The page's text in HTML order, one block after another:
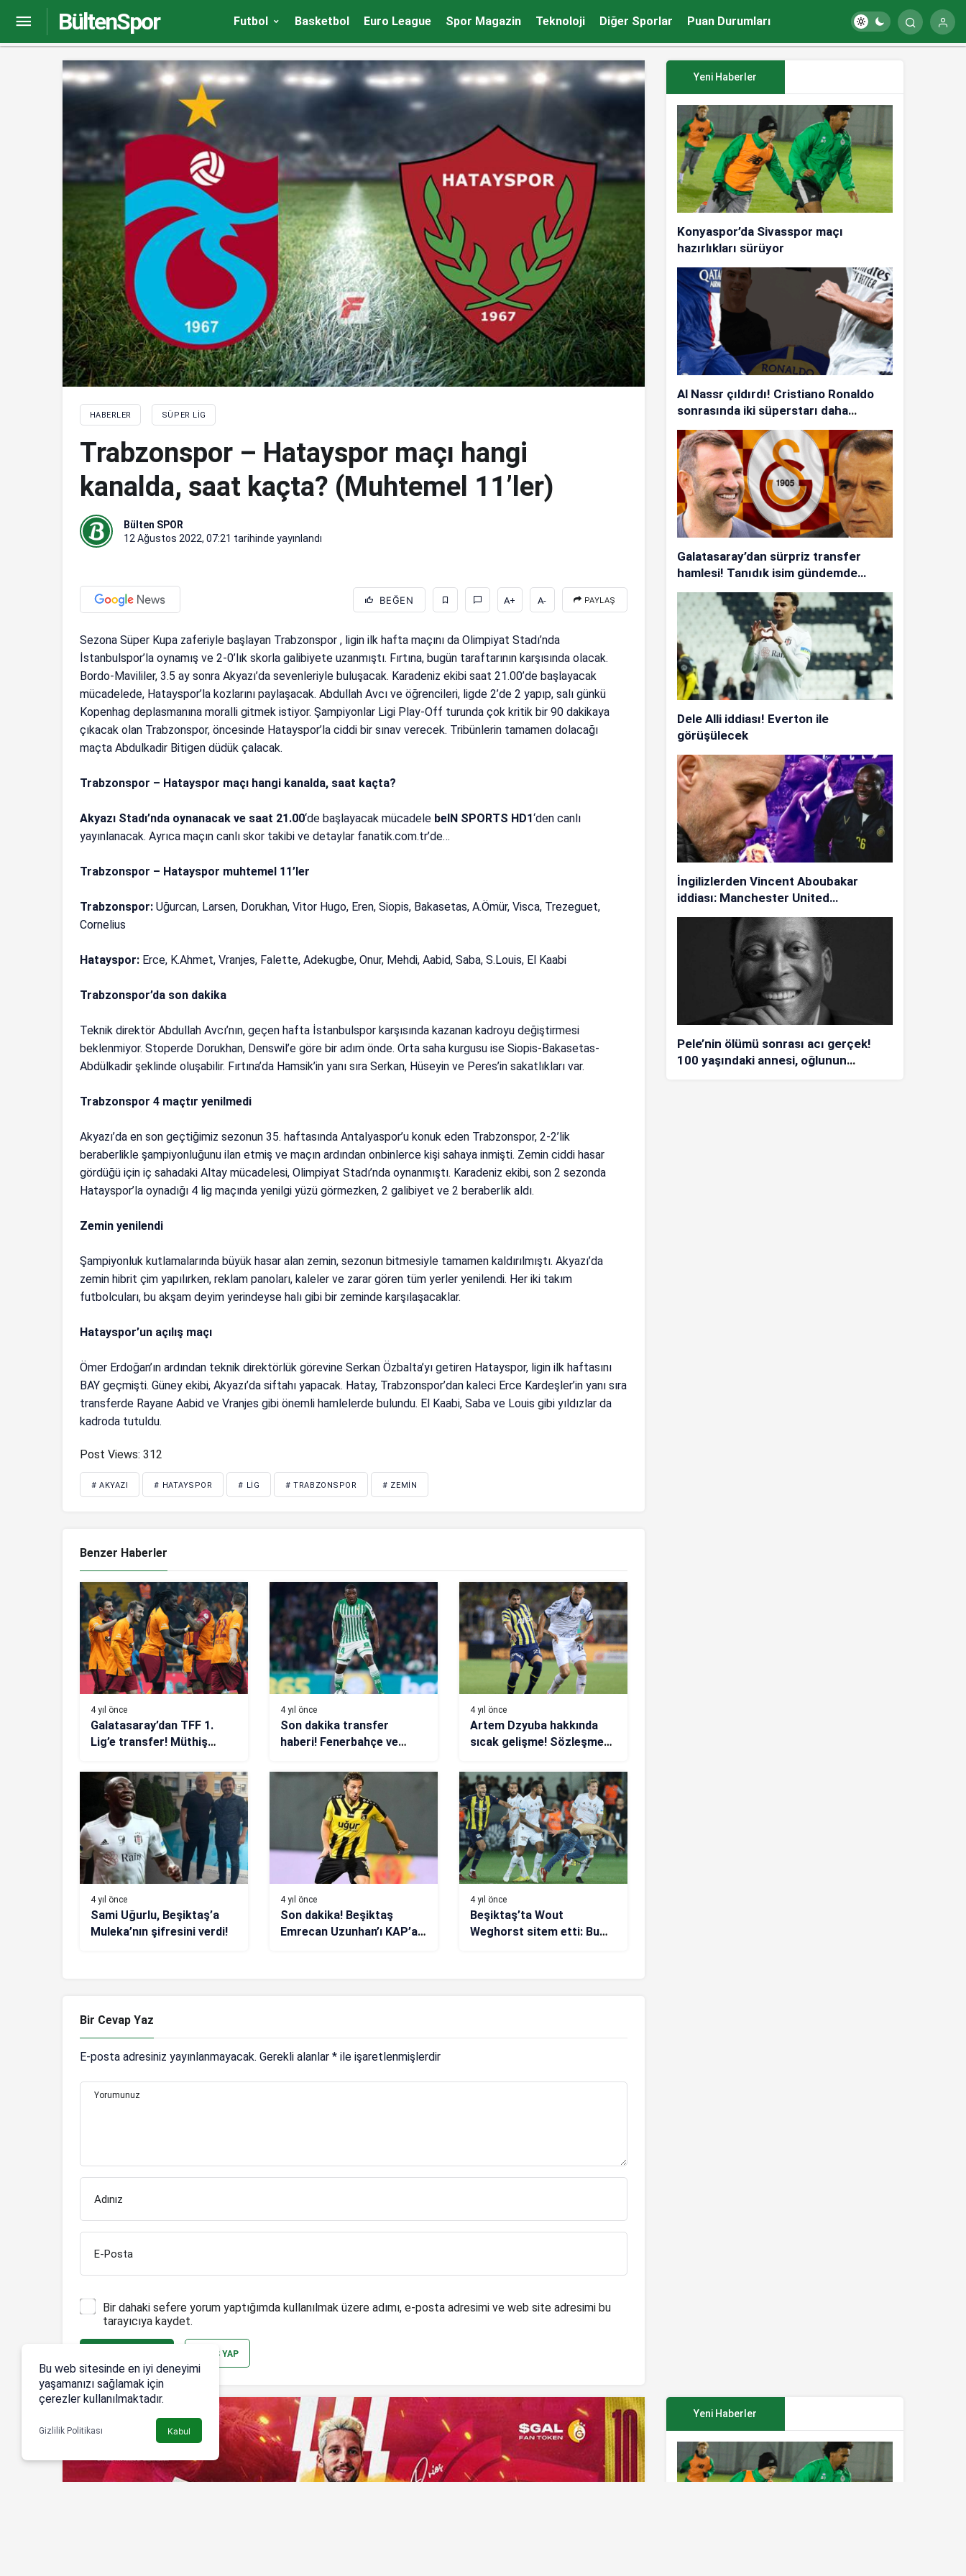
BültenSpor Futbol Basketbol Euro League Spor Magazin Teknoloji Diğer Sporlar Puan Durumları
HABERLER SÜPER LIG
Trabzonspor – Hatayspor maçı hangi
kanalda, saat kaçta? (Muhtemel 11’ler)
Bülten SPOR
12 Ağustos 2022, 07:21 tarihinde yayınlandı
BEĞEN A+ A- PAYLAŞ
Sezona Süper Kupa zaferiyle başlayan Trabzonspor , ligin ilk hafta maçını da Olimpiyat Stadı’nda
İstanbulspor’la oynamış ve 2-0’lık skorla galibiyete uzanmıştı. Fırtına, bugün taraftarının karşısında olacak.
Bordo-Mavililer, 3.5 ay sonra Akyazı’da sevenleriyle buluşacak. Karadeniz ekibi saat 21.00’de başlayacak
mücadelede, Hatayspor’la kozlarını paylaşacak. Abdullah Avcı ve öğrencileri, ligde 2’de 2 yapıp, salı günkü
Kopenhag deplasmanına moralli gitmek istiyor. Şampiyonlar Ligi Play-Off turunda çok kritik bir 90 dakikaya
çıkacak olan Trabzonspor, öncesinde Hatayspor’la ciddi bir sınav verecek. Tribünlerin tamamen dolacağı
maçta Abdulkadir Bitigen düdük çalacak.
Trabzonspor – Hatayspor maçı hangi kanalda, saat kaçta?
Akyazı Stadı’nda oynanacak ve saat 21.00‘de başlayacak mücadele beIN SPORTS HD1‘den canlı
yayınlanacak. Ayrıca maçın canlı skor takibi ve detaylar fanatik.com.tr’de…
Trabzonspor – Hatayspor muhtemel 11’ler
Trabzonspor:Uğurcan, Larsen, Dorukhan, Vitor Hugo, Eren, Siopis, Bakasetas, A.Ömür, Visca, Trezeguet,
Cornelius
Hatayspor: Erce, K.Ahmet, Vranjes, Falette, Adekugbe, Onur, Mehdi, Aabid, Saba, S.Louis, El Kaabi
Trabzonspor’da son dakika
Teknik direktör Abdullah Avcı’nın, geçen hafta İstanbulspor karşısında kazanan kadroyu değiştirmesi
beklenmiyor. Stoperde Dorukhan, Denswil’e göre bir adım önde. Orta saha kurgusu ise Siopis-Bakasetas-
Abdülkadir şeklinde oluşabilir. Fırtına’da Hamsik’in yanı sıra Serkan, Hüseyin ve Peres’in sakatlıkları var.
Trabzonspor 4 maçtır yenilmedi
Akyazı’da en son geçtiğimiz sezonun 35. haftasında Antalyaspor’u konuk eden Trabzonspor, 2-2’lik
beraberlikle şampiyonluğunu ilan etmiş ve maçın ardından onbinlerce kişi sahaya inmişti. Zemin ciddi hasar
gördüğü için iç sahadaki Altay mücadelesi, Olimpiyat Stadı’nda oynanmıştı. Karadeniz ekibi, son 2 sezonda
Hatayspor’la oynadığı 4 lig maçında yenilgi yüzü görmezken, 2 galibiyet ve 2 beraberlik aldı.
Zemin yenilendi
Şampiyonluk kutlamalarında büyük hasar alan zemin, sezonun bitmesiyle tamamen kaldırılmıştı. Akyazı’da
zemin hibrit çim yapılırken, reklam panoları, kaleler ve zarar gören tüm yerler yenilendi. Her iki takım
futbolcuları, bu akşam deyim yerindeyse halı gibi bir zeminde karşılaşacaklar.
Hatayspor’un açılış maçı
Ömer Erdoğan’ın ardından teknik direktörlük görevine Serkan Özbalta’yı getiren Hatayspor, ligin ilk haftasını
BAY geçmişti. Güney ekibi, Akyazı’da siftahı yapacak. Hatay, Trabzonspor’dan kaleci Erce Kardeşler’in yanı sıra
transferde Rayane Aabid ve Vranjes gibi önemli hamlelerde bulundu. El Kaabi, Saba ve Louis gibi yıldızlar da
kadroda tutuldu.
Post Views: 312
# AKYAZI # HATAYSPOR # LIG # TRABZONSPOR # ZEMIN
Benzer Haberler
4 yıl önce
Galatasaray’dan TFF 1.
Lig’e transfer! Müthiş
4 yıl önce
Son dakika transfer
haberi! Fenerbahçe ve
William Carvalho’da sıcak
4 yıl önce
Artem Dzyuba hakkında
sıcak gelişme! Sözleşmesi
4 yıl önce
Sami Uğurlu, Beşiktaş’a
Muleka’nın şifresini verdi!
4 yıl önce
Son dakika! Beşiktaş
Emrecan Uzunhan’ı KAP’a
4 yıl önce
Beşiktaş’ta Wout
Weghorst sitem etti: Bu
Bir Cevap Yaz
E-posta adresiniz yayınlanmayacak. Gerekli alanlar * ile işaretlenmişlerdir
Yorumunuz
Adınız
E-Posta
Bir dahaki sefere yorum yaptığımda kullanılmak üzere adımı, e-posta adresimi ve web site adresimi bu
tarayıcıya kaydet.
GIRIŞ YAP
Yeni Haberler
Konyaspor’da Sivasspor maçı
hazırlıkları sürüyor
Al Nassr çıldırdı! Cristiano Ronaldo
sonrasında iki süperstarı daha
istiyorlar…
Galatasaray’dan sürpriz transfer
hamlesi! Tanıdık isim gündemde…
Dele Alli iddiası! Everton ile
görüşülecek
İngilizlerden Vincent Aboubakar
iddiası: Manchester United…
Pele’nin ölümü sonrası acı gerçek!
100 yaşındaki annesi, oğlunun
Dries Mertens’in forma numarasını taraftarlar seçecek
Yeni Haberler
Bu web sitesinde en iyi deneyimi
yaşamanızı sağlamak için
çerezler kullanılmaktadır.
Gizlilik Politikası Kabul